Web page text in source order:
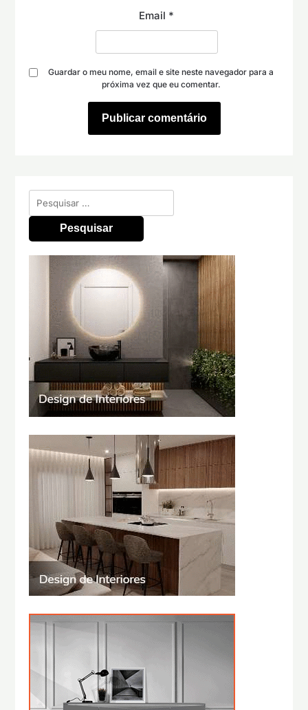
Email *
Guardar o meu nome, email e site neste navegador para a
próxima vez que eu comentar.
Pesquisar
por: